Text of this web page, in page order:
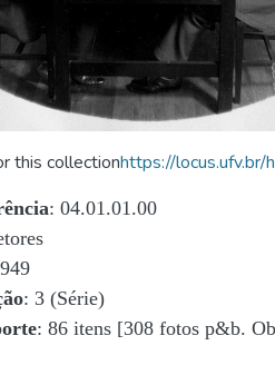
this collectionhttps://
: 04.01.01.00
: 3 (Série)
: 86 itens [308 fotos p&b.